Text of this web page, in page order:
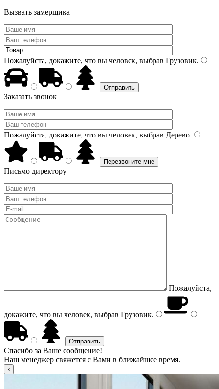
Вызвать замерщика
Пожалуйста, докажите, что вы человек, выбрав Грузовик.
Заказать звонок
Пожалуйста, докажите, что вы человек, выбрав Дерево.
Письмо директору
Пожалуйста,
докажите, что вы человек, выбрав Грузовик.
Спасибо за Ваше сообщение!
Наш менеджер свяжется с Вами в ближайшее время.